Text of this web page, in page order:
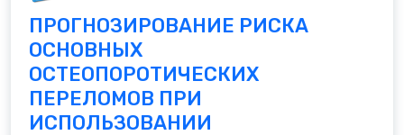
ПРОГНОЗИРОВАНИЕ РИСКА
ОСНОВНЫХ
ОСТЕОПОРОТИЧЕСКИХ
ПЕРЕЛОМОВ ПРИ
ИСПОЛЬЗОВАНИИ